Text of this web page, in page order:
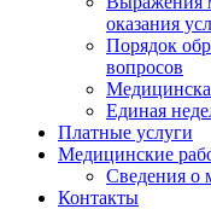
оказания
Порядок
вопросов
Единая
Платные услуги
Медицинские
Сведения о
Контакты